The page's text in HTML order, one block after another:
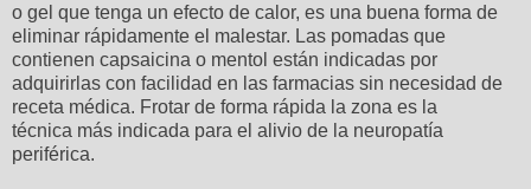
o gel que tenga un efecto de calor, es una buena forma de
eliminar rápidamente el malestar. Las pomadas que
contienen capsaicina o mentol están indicadas por
adquirirlas con facilidad en las farmacias sin necesidad de
receta médica. Frotar de forma rápida la zona es la
técnica más indicada para el alivio de la neuropatía
periférica.